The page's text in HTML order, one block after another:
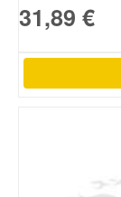
31,89 €